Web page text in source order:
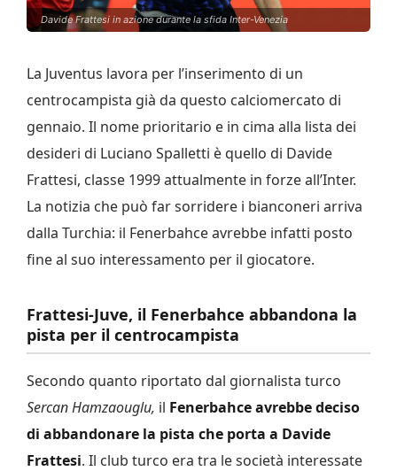
Davide Frattesi in azione durante la sfida Inter-Venezia
La Juventus lavora per l’inserimento di un
centrocampista già da questo calciomercato di
gennaio. Il nome prioritario e in cima alla lista dei
desideri di Luciano Spalletti è quello di Davide
Frattesi, classe 1999 attualmente in forze all’Inter.
La notizia che può far sorridere i bianconeri arriva
dalla Turchia: il Fenerbahce avrebbe infatti posto
fine al suo interessamento per il giocatore.
Frattesi-Juve, il Fenerbahce abbandona la
pista per il centrocampista
Secondo quanto riportato dal giornalista turco
Sercan Hamzaouglu, il Fenerbahce avrebbe deciso
di abbandonare la pista che porta a Davide
Frattesi. Il club turco era tra le società interessate